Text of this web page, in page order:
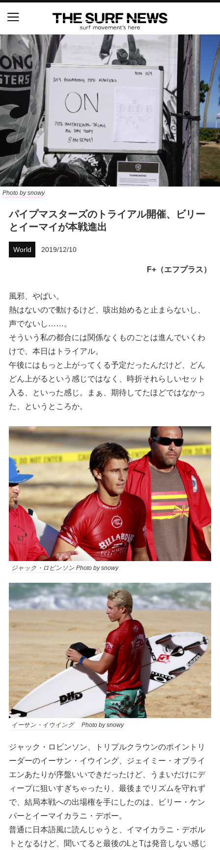
Photo by snowy
パイプマスターズのトライアル開催、ビリー
とイーマイが本戦進出
World 2019/12/10
F+（エフプラス）
風邪、やばい。
熱はないので動けるけど、咳出始めると止まらないし、
声でないし……。
そういう私の都合には関係なくものごとは進んでいくわ
けで、本日はトライアル。
午後にはもっと上がってくる予定だったんだけど、どん
どん上がるという感じではなく、時折それらしいセット
入る、といった感じ。まぁ、期待してたほどではなかっ
た、というところか。
ジャック・ロビンソン Photo by snowy
イーサン・イウイング Photo by snowy
ジャック・ロビンソン、トリプルクラウンのポイントリ
ーダーのイーサン・イウイング、ジェイミー・オブライ
エンあたりが序盤いいできだったけど、うまいだけにデ
ィープに狙いすぎちゃったり、最後までリズムを守れず
で、結局本戦への出場権を手にしたのは、ビリー・ケン
パーとイーマイカラニ・デボー。
普通に日本語風に読んじゃうと、イマイカラニ・デボル
トとなるけど、聞いてると最後のLとTは発音しない感じ
NSAと茅ヶ崎市が包括連携協定を締結 自治体との
協定は全国初、サーフィンを軸に地域活性化へ
【五十嵐カノア独占インタビュー】旧友レオ、ジャ
ックとの豪華プライベートセッション
S.ONE ショート＆ロング開幕戦・現地リポート（高
橋みなと）
ニュース
製品情報
試合
イベント・リリース
FOLLOW US ON